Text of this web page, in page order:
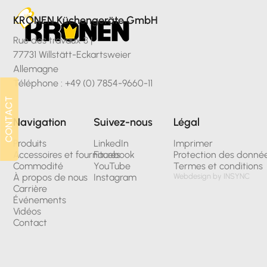
KRONEN Küchengeräte GmbH
Rue des travaux 3 |
77731 Willstätt-Eckartsweier
Allemagne
Téléphone : +49 (0) 7854-9660-11
Navigation
Produits
Accessoires et fournitures
Commodité
À propos de nous
Carrière
Événements
Vidéos
Contact
Suivez-nous
LinkedIn
Facebook
YouTube
Instagram
Légal
Imprimer
Protection des
Termes et conditions
Webdesign by INSYNC
CONTACT
CONTACT